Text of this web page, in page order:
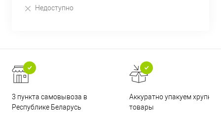
Недоступно
3 пункта самовывоза в
Республике Беларусь
Аккуратно упакуем хрупкие
товары